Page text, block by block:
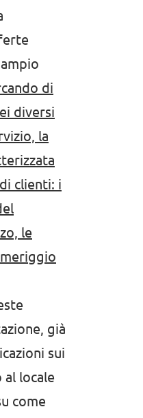
di
diversi
la
clienti: i
le
già
sui
al locale
come